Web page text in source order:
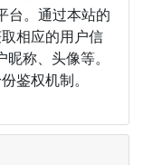
台。通过本站的
相应的用户信
称、头像等。
鉴权机制。